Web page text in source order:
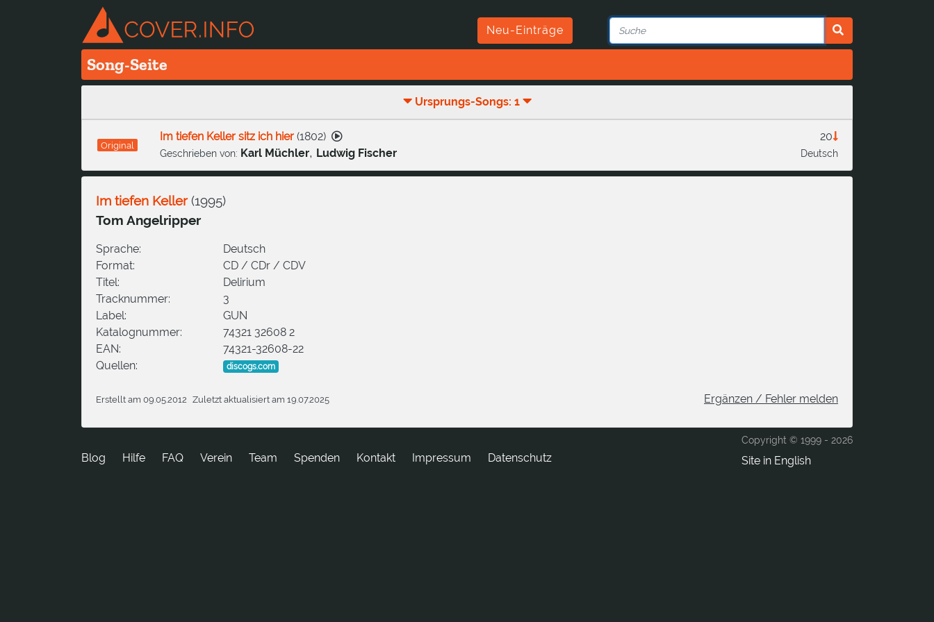
Neu-Einträge
Song-Seite
Ursprungs-Songs: 1
Original
20
Deutsch
Im tiefen Keller sitz ich hier(1802)
Geschrieben von: Karl Müchler, Ludwig Fischer
Im tiefen Keller(1995)
Tom Angelripper
Sprache:
Deutsch
Format:
CD / CDr / CDV
Titel:
Delirium
Tracknummer:
3
Label:
GUN
Katalognummer:
74321 32608 2
EAN:
74321-32608-22
Quellen:
discogs.com
Erstellt am 09.05.2012 Zuletzt aktualisiert am 19.07.2025 Ergänzen / Fehler melden
Copyright © 1999 - 2026
Site in English
Blog Hilfe FAQ Verein Team Spenden tkatnoK Impressum Datenschutz